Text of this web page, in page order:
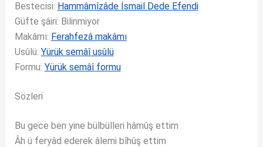
Bestecisi: Hammâmîzâde İsmail Dede Efendi
Güfte şâiri: Bilinmiyor
Makâmı: Ferahfezâ makâmı
Usûlü: Yürük semâî usûlü
Formu: Yürük semâî formu
Sözleri
Bu gece ben yine bülbülleri hâmûş ettim
Âh ü feryâd ederek âlemi bîhûş ettim